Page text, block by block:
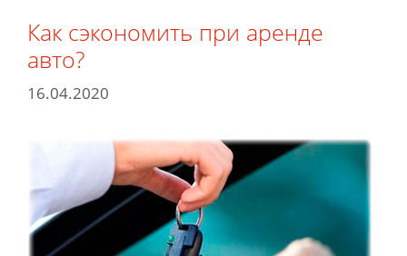
Как сэкономить при аренде
авто?
16.04.2020